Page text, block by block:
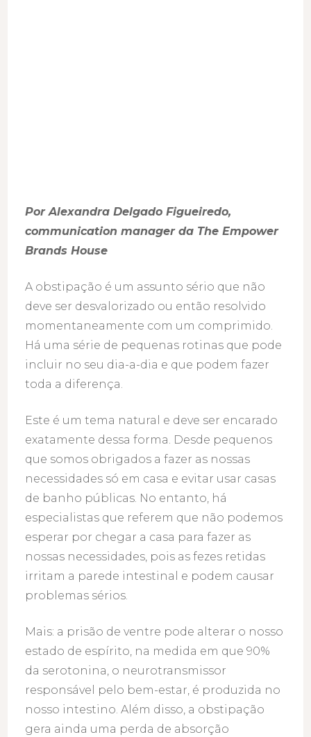
Por Alexandra Delgado Figueiredo,
communication manager da The Empower
Brands House
A obstipação é um assunto sério que não
deve ser desvalorizado ou então resolvido
momentaneamente com um comprimido.
Há uma série de pequenas rotinas que pode
incluir no seu dia-a-dia e que podem fazer
toda a diferença.
Este é um tema natural e deve ser encarado
exatamente dessa forma. Desde pequenos
que somos obrigados a fazer as nossas
necessidades só em casa e evitar usar casas
de banho públicas. No entanto, há
especialistas que referem que não podemos
esperar por chegar a casa para fazer as
nossas necessidades, pois as fezes retidas
irritam a parede intestinal e podem causar
problemas sérios.
Mais: a prisão de ventre pode alterar o nosso
estado de espírito, na medida em que 90%
da serotonina, o neurotransmissor
responsável pelo bem-estar, é produzida no
nosso intestino. Além disso, a obstipação
gera ainda uma perda de absorção